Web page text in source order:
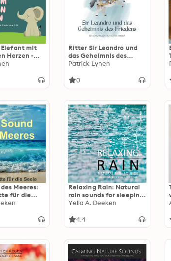
Elefant mit
Herzen -
für
für Kinder
Ritter Sir Leandro und
das Geheimnis des
Friedens -
Kinder: Ein magisches
Patrick Lynen
0
Meeres:
für die
oder
Relaxing Rain: Natural
rain sounds for sleeping,
meditation & stress
wellness and meditation
Yella A. Deeken
4.4